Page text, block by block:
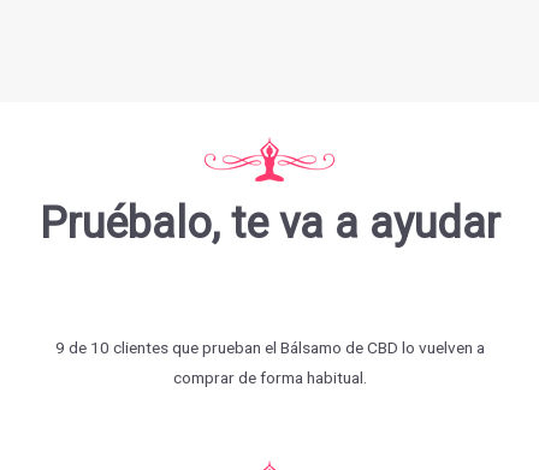
Pruébalo, te va a ayudar
9 de 10 clientes que prueban el Bálsamo de CBD lo vuelven a
comprar de forma habitual.